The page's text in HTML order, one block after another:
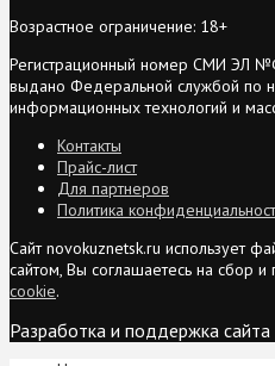
Возрастное ограничение: 18+
Регистрационный номер СМИ ЭЛ
выдано Федеральной службой по
информационных технологий и
Контакты
Прайс-лист
Для партнеров
Политика
Сайт novokuznetsk.ru использует
сайтом, Вы соглашаетесь на сбор
cookie.
Разработка и поддержка